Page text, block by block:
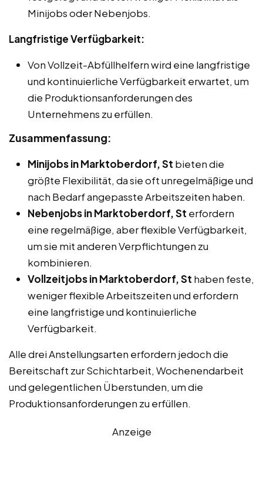
Minijobs oder Nebenjobs.
Langfristige Verfügbarkeit:
Von Vollzeit-Abfüllhelfern wird eine langfristige
und kontinuierliche Verfügbarkeit erwartet, um
die Produktionsanforderungen des
Unternehmens zu erfüllen.
Zusammenfassung:
Minijobs in Marktoberdorf, St bieten die
größte Flexibilität, da sie oft unregelmäßige und
nach Bedarf angepasste Arbeitszeiten haben.
Nebenjobs in Marktoberdorf, St erfordern
eine regelmäßige, aber flexible Verfügbarkeit,
um sie mit anderen Verpflichtungen zu
kombinieren.
Vollzeitjobs in Marktoberdorf, St haben feste,
weniger flexible Arbeitszeiten und erfordern
eine langfristige und kontinuierliche
Verfügbarkeit.
Alle drei Anstellungsarten erfordern jedoch die
Bereitschaft zur Schichtarbeit, Wochenendarbeit
und gelegentlichen Überstunden, um die
Produktionsanforderungen zu erfüllen.
Anzeige